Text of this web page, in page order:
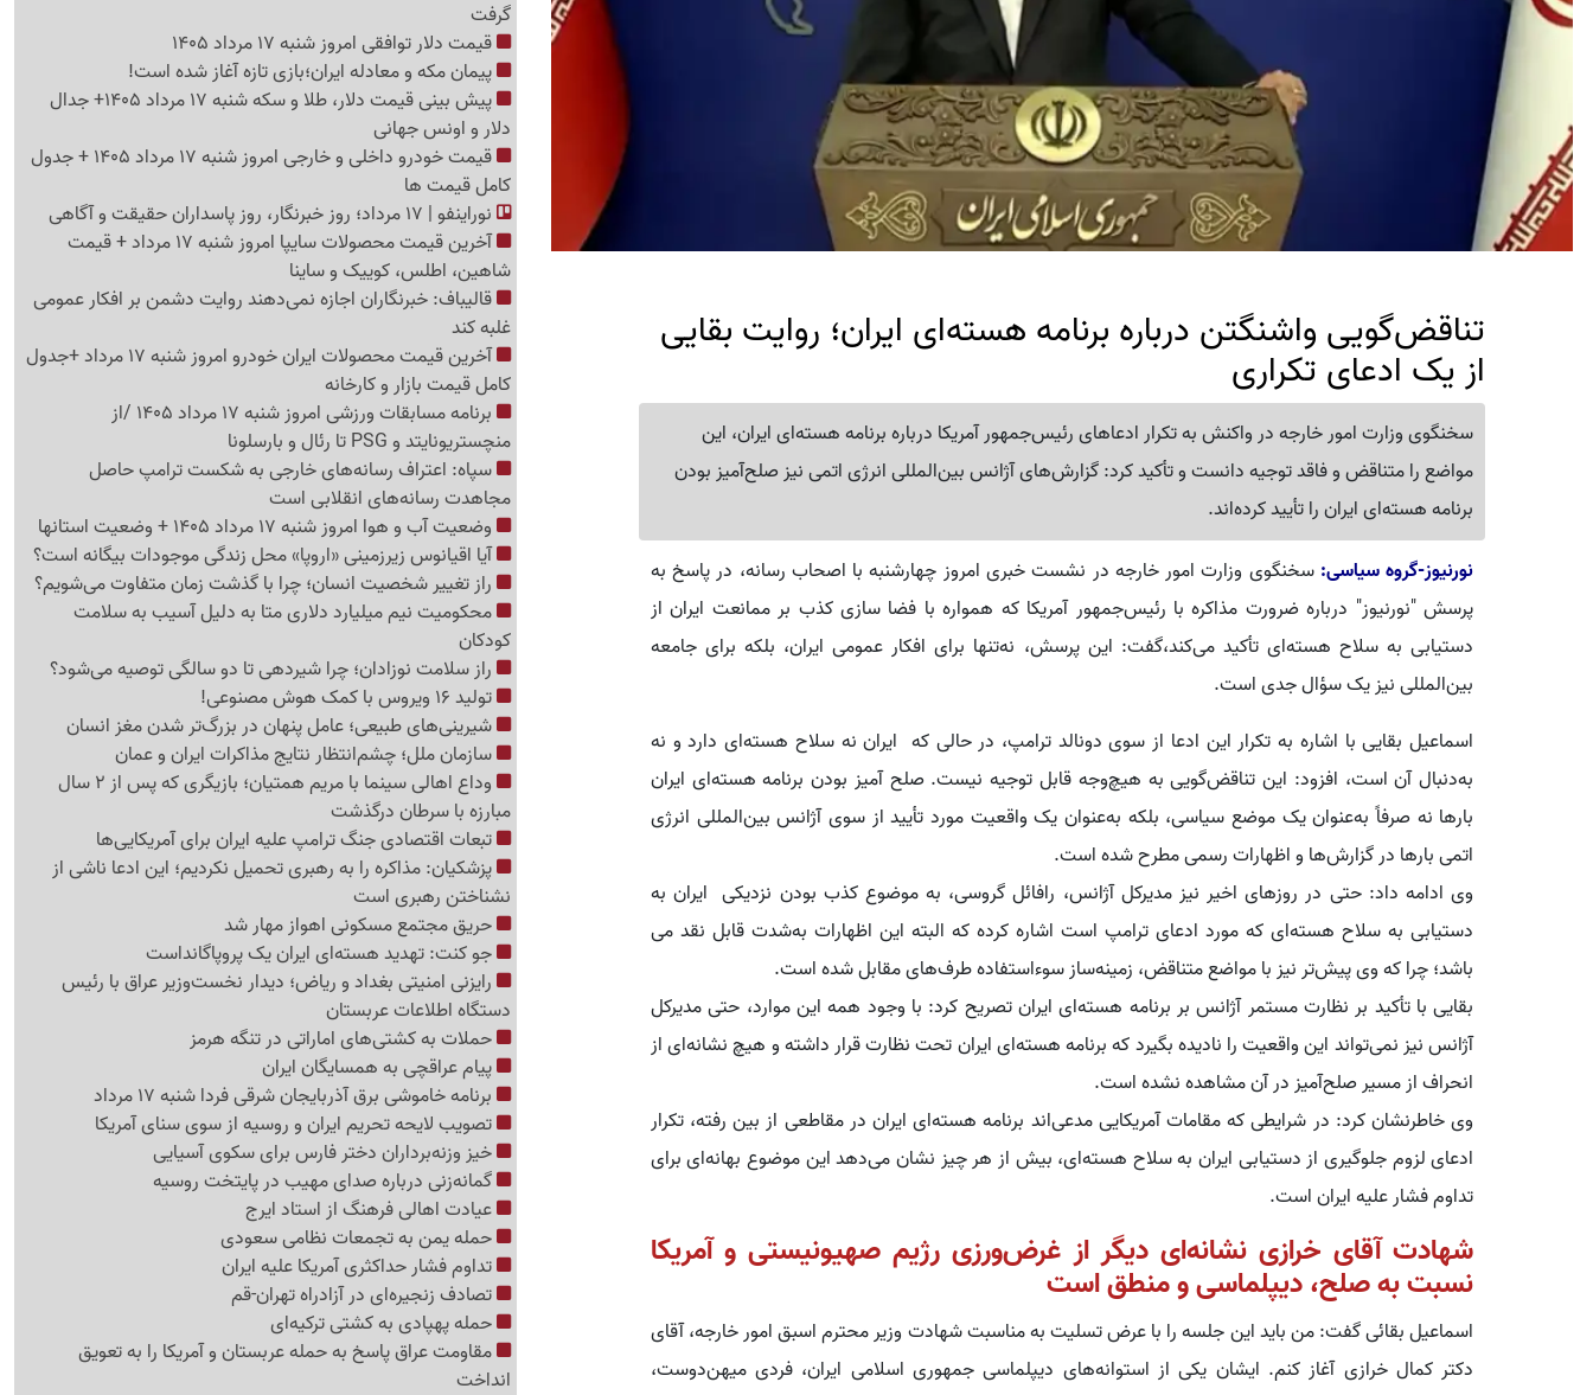
تناقض‌گویی واشنگتن درباره برنامه هسته‌ای ایران؛ روایت بقایی
از یک ادعای تکراری
سخنگوی وزارت امور خارجه در واکنش به تکرار ادعاهای رئیس‌جمهور آمریکا درباره برنامه هسته‌ای ایران، این
مواضع را متناقض و فاقد توجیه دانست و تأکید کرد: گزارش‌های آژانس بین‌المللی انرژی اتمی نیز صلح‌آمیز بودن
برنامه هسته‌ای ایران را تأیید کرده‌اند.
نورنیوز-گروه سیاسی:سخنگوی وزارت امور خارجه در نشست خبری امروز چهارشنبه با اصحاب رسانه، در پاسخ به
پرسش "نورنیوز" درباره ضرورت مذاکره با رئیس‌جمهور آمریکا که همواره با فضا سازی کذب بر ممانعت ایران از
دستیابی به سلاح هسته‌ای تأکید می‌کند،گفت: این پرسش، نه‌تنها برای افکار عمومی ایران، بلکه برای جامعه
بین‌المللی نیز یک سؤال جدی است.
اسماعیل بقایی با اشاره به تکرار این ادعا از سوی دونالد ترامپ، در حالی که ایران نه سلاح هسته‌ای دارد و نه
به‌دنبال آن است، افزود: این تناقض‌گویی به هیچ‌وجه قابل توجیه نیست. صلح آمیز بودن برنامه هسته‌ای ایران
بارها نه صرفاً به‌عنوان یک موضع سیاسی، بلکه به‌عنوان یک واقعیت مورد تأیید از سوی آژانس بین‌المللی انرژی
اتمی بارها در گزارش‌ها و اظهارات رسمی مطرح شده است.
وی ادامه داد: حتی در روزهای اخیر نیز مدیرکل آژانس، رافائل گروسی، به موضوع کذب بودن نزدیکی ایران به
دستیابی به سلاح هسته‌ای که مورد ادعای ترامپ است اشاره کرده که البته این اظهارات به‌شدت قابل نقد می
باشد؛ چرا که وی پیش‌تر نیز با مواضع متناقض، زمینه‌ساز سوءاستفاده طرف‌های مقابل شده است.
بقایی با تأکید بر نظارت مستمر آژانس بر برنامه هسته‌ای ایران تصریح کرد: با وجود همه این موارد، حتی مدیرکل
آژانس نیز نمی‌تواند این واقعیت را نادیده بگیرد که برنامه هسته‌ای ایران تحت نظارت قرار داشته و هیچ نشانه‌ای از
انحراف از مسیر صلح‌آمیز در آن مشاهده نشده است.
وی خاطرنشان کرد: در شرایطی که مقامات آمریکایی مدعی‌اند برنامه هسته‌ای ایران در مقاطعی از بین رفته، تکرار
ادعای لزوم جلوگیری از دستیابی ایران به سلاح هسته‌ای، بیش از هر چیز نشان می‌دهد این موضوع بهانه‌ای برای
تداوم فشار علیه ایران است.
شهادت آقای خرازی نشانه‌ای دیگر از غرض‌ورزی رژیم صهیونیستی و آمریکا
نسبت به صلح، دیپلماسی و منطق است
اسماعیل بقائی گفت: من باید این جلسه را با عرض تسلیت به مناسبت شهادت وزیر محترم اسبق امور خارجه، آقای
دکتر کمال خرازی آغاز کنم. ایشان یکی از استوانه‌های دیپلماسی جمهوری اسلامی ایران، فردی میهن‌دوست،
گرفت
قیمت دلار توافقی امروز شنبه 17 مرداد 1405
پیمان مکه و معادله ایران؛بازی تازه آغاز شده است!
پیش ‌بینی قیمت دلار، طلا و سکه شنبه 17 مرداد 1405+ جدال
دلار و اونس جهانی
قیمت خودرو داخلی و خارجی امروز شنبه 17 مرداد 1405 + جدول
کامل قیمت ها
نوراینفو | 17 مرداد؛ روز خبرنگار، روز پاسداران حقیقت و آگاهی
آخرین قیمت محصولات سایپا امروز شنبه 17 مرداد + قیمت
شاهین، اطلس، کوییک و ساینا
قالیباف: خبرنگاران اجازه نمی‌دهند روایت دشمن بر افکار عمومی
غلبه کند
آخرین قیمت محصولات ایران خودرو امروز شنبه 17 مرداد +جدول
کامل قیمت بازار و کارخانه
برنامه مسابقات ورزشی امروز شنبه 17 مرداد 1405 /از
منچستریونایتد و PSG تا رئال و بارسلونا
سپاه: اعتراف رسانه‌های خارجی به شکست ترامپ حاصل
مجاهدت رسانه‌های انقلابی است
وضعیت آب و هوا امروز شنبه 17 مرداد 1405 + وضعیت استانها
آیا اقیانوس زیرزمینی «اروپا» محل زندگی موجودات بیگانه است؟
راز تغییر شخصیت انسان؛ چرا با گذشت زمان متفاوت می‌شویم؟
محکومیت نیم میلیارد دلاری متا به دلیل آسیب به سلامت
کودکان
راز سلامت نوزادان؛ چرا شیردهی تا دو سالگی توصیه می‌شود؟
تولید 16 ویروس با کمک هوش مصنوعی!
شیرینی‌های طبیعی؛ عامل پنهان در بزرگ‌تر شدن مغز انسان
سازمان ملل؛ چشم‌انتظار نتایج مذاکرات ایران و عمان
وداع اهالی سینما با مریم همتیان؛ بازیگری که پس از 2 سال
مبارزه با سرطان درگذشت
تبعات اقتصادی جنگ ترامپ علیه ایران برای آمریکایی‌ها
پزشکیان: مذاکره را به رهبری تحمیل نکردیم؛ این ادعا ناشی از
نشناختن رهبری است
حریق مجتمع مسکونی اهواز مهار شد
جو کنت: تهدید هسته‌ای ایران یک پروپاگانداست
رایزنی امنیتی بغداد و ریاض؛ دیدار نخست‌وزیر عراق با رئیس
دستگاه اطلاعات عربستان
حملات به کشتی‌های اماراتی در تنگه هرمز
پیام عراقچی به همسایگان ایران
برنامه خاموشی برق آذربایجان شرقی فردا شنبه 17 مرداد
تصویب لایحه تحریم ایران و روسیه از سوی سنای آمریکا
خیز وزنه‌برداران دختر فارس برای سکوی آسیایی
گمانه‌زنی درباره صدای مهیب در پایتخت روسیه
عیادت اهالی فرهنگ از استاد ایرج
حمله یمن به تجمعات نظامی سعودی
تداوم فشار حداکثری آمریکا علیه ایران
تصادف زنجیره‌ای در آزادراه تهران-قم
حمله پهپادی به کشتی ترکیه‌ای
مقاومت عراق پاسخ به حمله عربستان و آمریکا را به تعویق
انداخت